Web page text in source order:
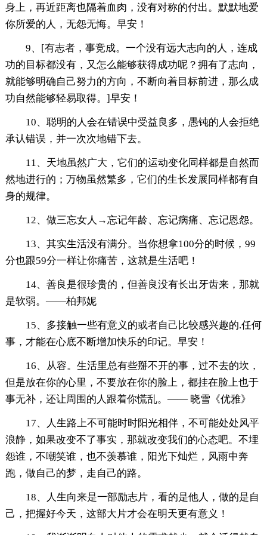
身上，再近距离也隔着血肉，没有对称的付出。默默地爱
你所爱的人，无怨无悔。早安！
9、[有志者，事竞成。一个没有远大志向的人，连成
功的目标都没有，又怎么能够获得成功呢？拥有了志向，
就能够明确自己努力的方向，不断向着目标前进，那么成
功自然能够轻易取得。]早安！
10、聪明的人会在错误中受益良多，愚钝的人会拒绝
承认错误，并一次次地错下去。
11、天地虽然广大，它们的运动变化同样都是自然而
然地进行的；万物虽然繁多，它们的生长发展同样都有自
身的规律。
12、做三忘女人→忘记年龄、忘记病痛、忘记恩怨。
13、其实生活没有满分。当你想拿100分的时候，99
分也跟59分一样让你痛苦，这就是生活吧！
14、善良是很珍贵的，但善良没有长出牙齿来，那就
是软弱。——柏邦妮
15、多接触一些有意义的或者自己比较感兴趣的.任何
事，才能在心底不断增加快乐的印记。早安！
16、从容。生活里总有些掰不开的事，过不去的坎，
但是放在你的心里，不要放在你的脸上，都挂在脸上也于
事无补，还让周围的人跟着你慌乱。—— 晓雪《优雅》
17、人生路上不可能时时阳光相伴，不可能处处风平
浪静，如果改变不了事实，那就改变我们的心态吧。不埋
怨谁，不嘲笑谁，也不羡慕谁，阳光下灿烂，风雨中奔
跑，做自己的梦，走自己的路。
18、人生向来是一部励志片，看的是他人，做的是自
己，把握好今天，这部大片才会在明天更有意义！